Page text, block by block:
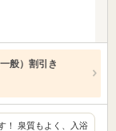
般）割引き
！ 泉質もよく、入浴